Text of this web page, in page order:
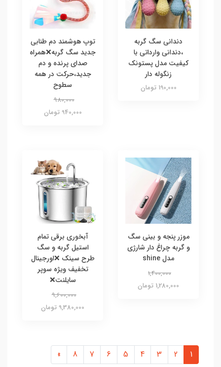
دندانی سگ گربه
،دندانی وارداتی با
کیفیت مدل پستونک
زنگوله دار
190,000 تومان
توپ هوشمند دم طنابی
جدید سگ گربه❌همراه
صدای پرنده و دم
جدید،حرکت در همه
سطوح
980,000
940,000 تومان
موزر پنجه و بینی سگ
و گربه چراغ دار شارژی
مدل shine
1,400,000
1,280,000 تومان
آبخوری برقی تمام
استیل گربه و سگ
طرح سینک ❌اورجینال
تخفیف ویژه سوپر
سایلنت❌
9,600,000
9,380,000 تومان
1
2
3
4
5
6
7
8
»